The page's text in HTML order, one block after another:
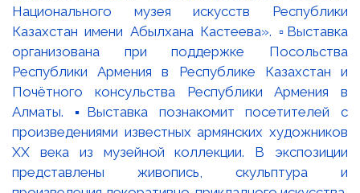
Национального музея искусств Республики
Казахстан имени Абылхана Кастеева». ▫️Выставка
организована при поддержке Посольства
Республики Армения в Республике Казахстан и
Почётного консульства Республики Армения в
Алматы. ▪️Выставка познакомит посетителей с
произведениями известных армянских художников
XX века из музейной коллекции. В экспозиции
представлены живопись, скульптура и